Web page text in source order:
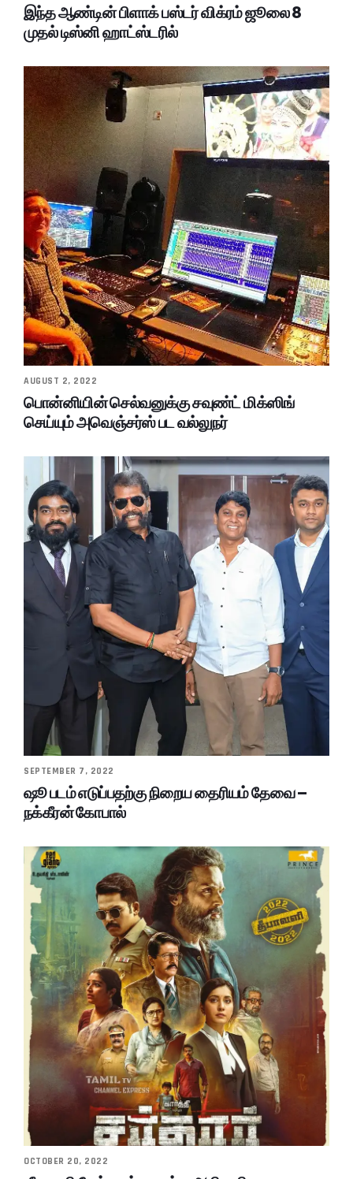
இந்த ஆண்டின் பிளாக் பஸ்டர் விக்ரம் ஜூலை 8
முதல் டிஸ்னி ஹாட்ஸ்டரில்
AUGUST 2, 2022
பொன்னியின் செல்வனுக்கு சவுண்ட் மிக்ஸிங்
செய்யும் அவெஞ்சர்ஸ் பட வல்லுநர்
SEPTEMBER 7, 2022
ஷூ படம் எடுப்பதற்கு நிறைய தைரியம் தேவை –
நக்கீரன் கோபால்
OCTOBER 20, 2022